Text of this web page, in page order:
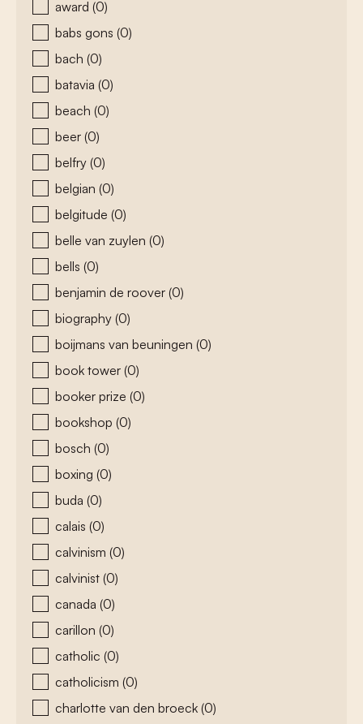
award (0)
babs gons (0)
bach (0)
batavia (0)
beach (0)
beer (0)
belfry (0)
belgian (0)
belgitude (0)
belle van zuylen (0)
bells (0)
benjamin de roover (0)
biography (0)
boijmans van beuningen (0)
book tower (0)
booker prize (0)
bookshop (0)
bosch (0)
boxing (0)
buda (0)
calais (0)
calvinism (0)
calvinist (0)
canada (0)
carillon (0)
catholic (0)
catholicism (0)
charlotte van den broeck (0)